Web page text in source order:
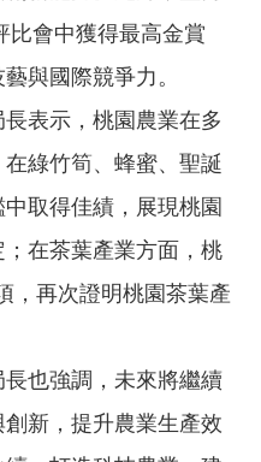
比會中獲得最高金賞
與國際競爭力。
表示，桃園農業在多
綠竹筍、蜂蜜、聖誕
取得佳績，展現桃園
在茶葉產業方面，桃
，再次證明桃園茶葉產
也強調，未來將繼續
新，提升農業生產效